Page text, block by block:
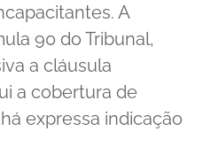
A
90 do Tribunal,
a cláusula
a cobertura de
expressa indicação